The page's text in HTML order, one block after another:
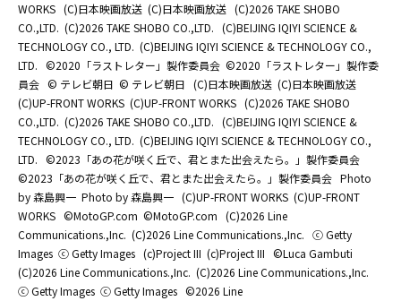
WORKS (C)日本映画放送 (C)日本映画放送 (C)2026 TAKE SHOBO
CO.,LTD. (C)2026 TAKE SHOBO CO.,LTD. (C)BEIJING IQIYI SCIENCE &
TECHNOLOGY CO., LTD. (C)BEIJING IQIYI SCIENCE & TECHNOLOGY CO.,
LTD. ©2020「ラストレター」製作委員会 ©2020「ラストレター」製作委
員会 © テレビ朝日 © テレビ朝日 (C)日本映画放送 (C)日本映画放送
(C)UP-FRONT WORKS (C)UP-FRONT WORKS (C)2026 TAKE SHOBO
CO.,LTD. (C)2026 TAKE SHOBO CO.,LTD. (C)BEIJING IQIYI SCIENCE &
TECHNOLOGY CO., LTD. (C)BEIJING IQIYI SCIENCE & TECHNOLOGY CO.,
LTD. ©2023「あの花が咲く丘で、君とまた出会えたら。」製作委員会
©2023「あの花が咲く丘で、君とまた出会えたら。」製作委員会 Photo
by 森島興一 Photo by 森島興一 (C)UP-FRONT WORKS (C)UP-FRONT
WORKS ©MotoGP.com ©MotoGP.com (C)2026 Line
Communications.,Inc. (C)2026 Line Communications.,Inc. ⓒ Getty
Images ⓒ Getty Images (c)Project III (c)Project III ©Luca Gambuti
(C)2026 Line Communications.,Inc. (C)2026 Line Communications.,Inc.
ⓒ Getty Images ⓒ Getty Images ©2026 Line